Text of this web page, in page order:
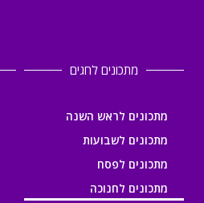
מתכונים לחגים
מתכונים לראש השנה
מתכונים לשבועות
מתכונים לפסח
מתכונים לחנוכה